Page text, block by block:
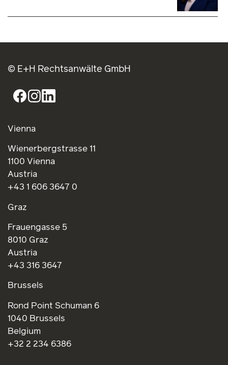
© E+H Rechtsanwälte GmbH
Vienna
Wienerbergstrasse 11
1100 Vienna
Austria
+43 1 606 3647 0
Graz
Frauengasse 5
8010 Graz
Austria
+43 316 3647
Brussels
Rond Point Schuman 6
1040 Brussels
Belgium
+32 2 234 6386